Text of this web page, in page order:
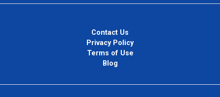
Contact Us
Privacy Policy
Terms of Use
Blog